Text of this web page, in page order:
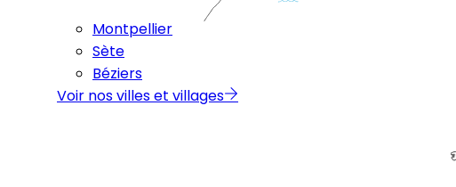
Montpellier
Sète
Béziers
Voir nos villes et villages